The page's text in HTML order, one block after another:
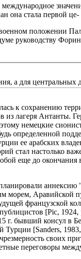
она стала первой це-
положении
руководству
а для
к сохранению
из лагеря Антанты.
немецкие
определенной
ее арабских
стал настолько
еще до
морем, Аравийской
французской
[Pic,
г. бывший консул в
Турции [Sanders,
своих
переговоры